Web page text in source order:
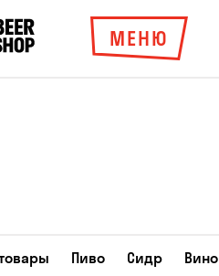
МЕНЮ
Пиво Сидр Вино